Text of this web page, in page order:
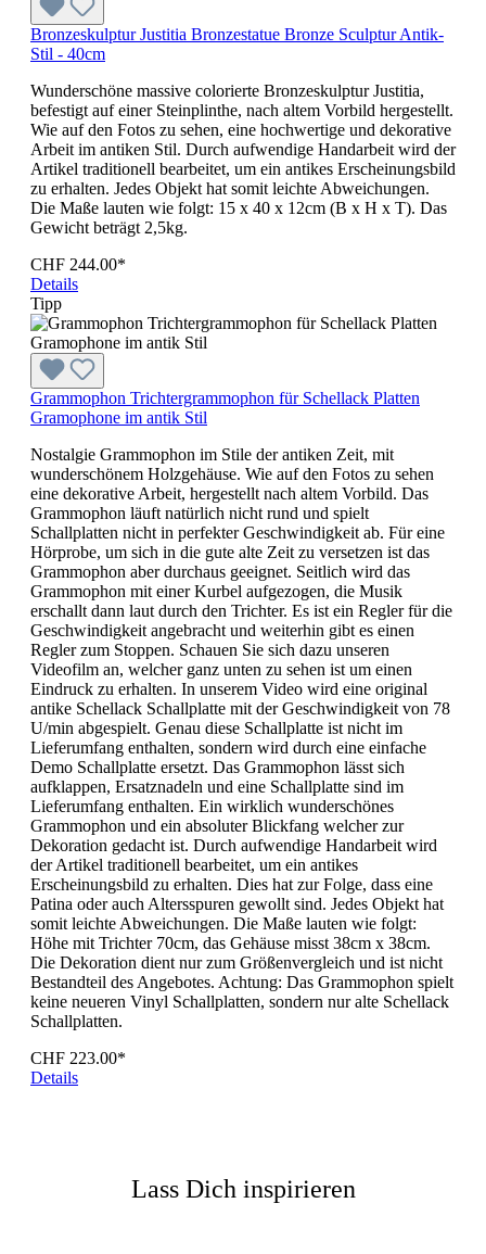
Bronzeskulptur Justitia Bronzestatue Bronze Sculptur Antik-
Stil - 40cm
Wunderschöne massive colorierte Bronzeskulptur Justitia,
befestigt auf einer Steinplinthe, nach altem Vorbild hergestellt.
Wie auf den Fotos zu sehen, eine hochwertige und dekorative
Arbeit im antiken Stil. Durch aufwendige Handarbeit wird der
Artikel traditionell bearbeitet, um ein antikes Erscheinungsbild
zu erhalten. Jedes Objekt hat somit leichte Abweichungen.
Die Maße lauten wie folgt: 15 x 40 x 12cm (B x H x T). Das
Gewicht beträgt 2,5kg.
CHF 244.00*
Details
Tipp
Grammophon Trichtergrammophon für Schellack Platten
Gramophone im antik Stil
Nostalgie Grammophon im Stile der antiken Zeit, mit
wunderschönem Holzgehäuse. Wie auf den Fotos zu sehen
eine dekorative Arbeit, hergestellt nach altem Vorbild. Das
Grammophon läuft natürlich nicht rund und spielt
Schallplatten nicht in perfekter Geschwindigkeit ab. Für eine
Hörprobe, um sich in die gute alte Zeit zu versetzen ist das
Grammophon aber durchaus geeignet. Seitlich wird das
Grammophon mit einer Kurbel aufgezogen, die Musik
erschallt dann laut durch den Trichter. Es ist ein Regler für die
Geschwindigkeit angebracht und weiterhin gibt es einen
Regler zum Stoppen. Schauen Sie sich dazu unseren
Videofilm an, welcher ganz unten zu sehen ist um einen
Eindruck zu erhalten. In unserem Video wird eine original
antike Schellack Schallplatte mit der Geschwindigkeit von 78
U/min abgespielt. Genau diese Schallplatte ist nicht im
Lieferumfang enthalten, sondern wird durch eine einfache
Demo Schallplatte ersetzt. Das Grammophon lässt sich
aufklappen, Ersatznadeln und eine Schallplatte sind im
Lieferumfang enthalten. Ein wirklich wunderschönes
Grammophon und ein absoluter Blickfang welcher zur
Dekoration gedacht ist. Durch aufwendige Handarbeit wird
der Artikel traditionell bearbeitet, um ein antikes
Erscheinungsbild zu erhalten. Dies hat zur Folge, dass eine
Patina oder auch Altersspuren gewollt sind. Jedes Objekt hat
somit leichte Abweichungen. Die Maße lauten wie folgt:
Höhe mit Trichter 70cm, das Gehäuse misst 38cm x 38cm.
Die Dekoration dient nur zum Größenvergleich und ist nicht
Bestandteil des Angebotes. Achtung: Das Grammophon spielt
keine neueren Vinyl Schallplatten, sondern nur alte Schellack
Schallplatten.
CHF 223.00*
Details
Lass Dich inspirieren